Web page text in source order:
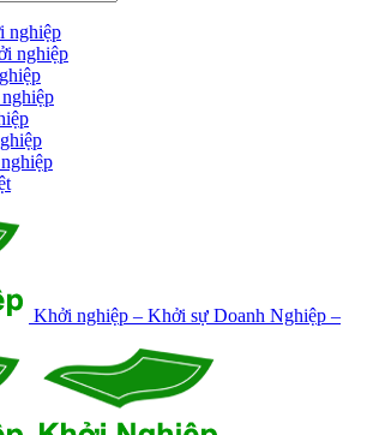
nghiệp
nghiệp
Khởi nghiệp – Khởi sự Doanh Nghiệp –